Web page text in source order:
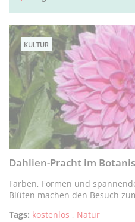
KULTUR
Dahlien-Pracht im
Farben, Formen und
Blüten machen den Besuch
Tags: kostenlos , Natur